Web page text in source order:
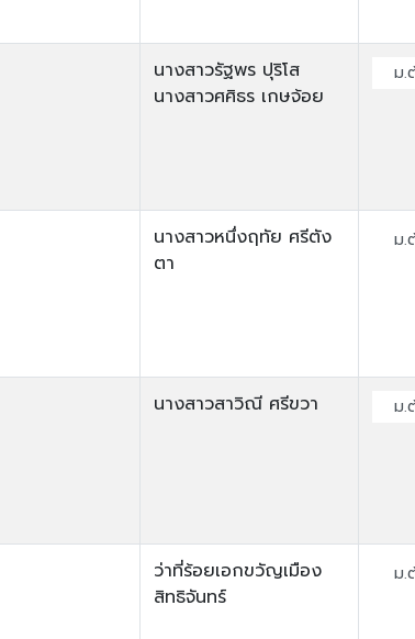
นางสาวรัฐพร ปุริโส
นางสาวศศิธร เกษจ้อย
ม.
นางสาวหนึ่งฤทัย ศรีตัง
ตา
ม.
นางสาวสาวิณี ศรีขวา ม.
ว่าที่ร้อยเอกขวัญเมือง
สิทธิจันทร์
ม.